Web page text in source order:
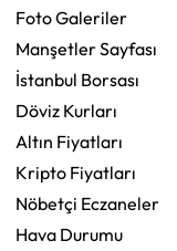
Foto Galeriler
Manşetler Sayfası
İstanbul Borsası
Döviz Kurları
Altın Fiyatları
Kripto Fiyatları
Nöbetçi Eczaneler
Hava Durumu